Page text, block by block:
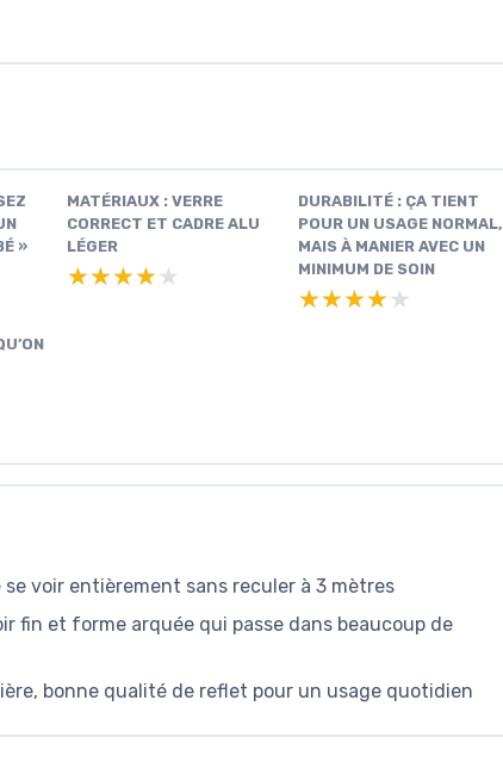
»
MATÉRIAUX : VERRE
CORRECT ET CADRE ALU
LÉGER
★★★★★
★★★★★
DURABILITÉ : ÇA TIENT
POUR UN USAGE NORMAL,
MAIS À MANIER AVEC UN
MINIMUM DE SOIN
★★★★★
★★★★★
voir entièrement sans reculer à 3 mètres
fin et forme arquée qui passe dans beaucoup de
bonne qualité de reflet pour un usage quotidien